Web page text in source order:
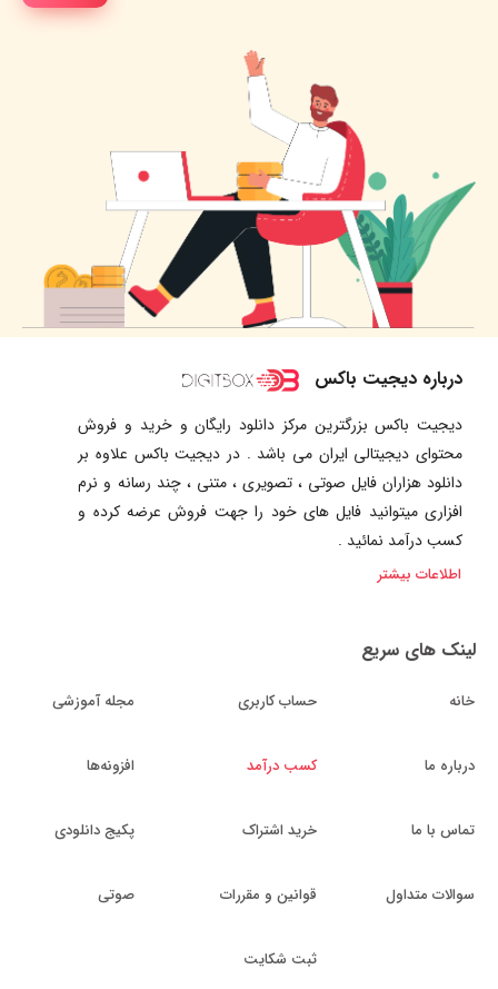
درباره دیجیت باکس
دیجیت باکس بزرگترین مرکز دانلود رایگان و خرید و فروش
محتوای دیجیتالی ایران می باشد . در دیجیت باکس علاوه بر
دانلود هزاران فایل صوتی ، تصویری ، متنی ، چند رسانه و نرم
افزاری میتوانید فایل های خود را جهت فروش عرضه کرده و
کسب درآمد نمائید .
اطلاعات بیشتر
لینک های سریع
خانه
درباره ما
تماس با ما
سوالات متداول
حساب کاربری
کسب درآمد
خرید اشتراک
قوانین و مقررات
ثبت شکایت
مجله آموزشی
افزونه‌ها
پکیج دانلودی
صوتی